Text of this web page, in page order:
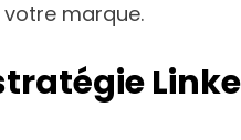
marque.